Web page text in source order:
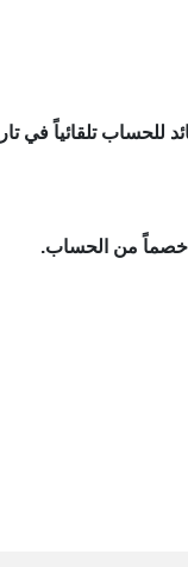
تلقائياً في
خصماً من الحساب.